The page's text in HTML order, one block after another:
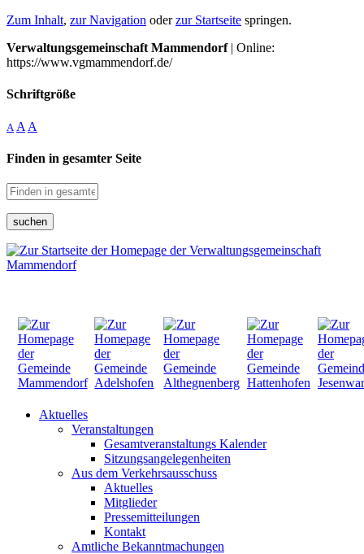
Zum Inhalt, zur Navigation oderzur Startseite springen.
Verwaltungsgemeinschaft Mammendorf| Online:
https://www.vgmammendorf.de/
Schriftgröße
A A A
Finden in gesamter Seite
suchen
Aktuelles
Veranstaltungen
Gesamtveranstaltungs Kalender
Sitzungsangelegenheiten
Aus dem Verkehrsausschuss
Aktuelles
Mitglieder
Pressemitteilungen
Kontakt
Amtliche Bekanntmachungen